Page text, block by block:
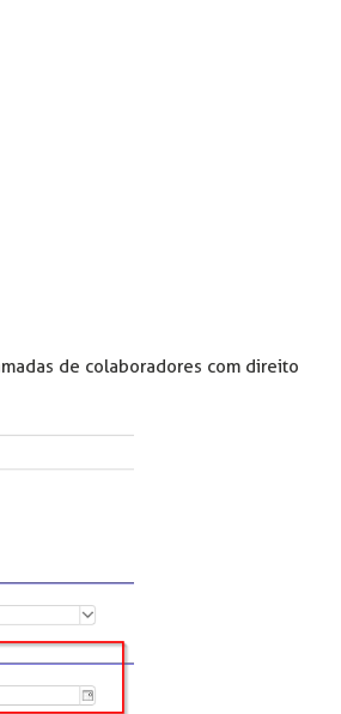
de colaboradores com direito